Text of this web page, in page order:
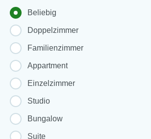
Beliebig
Doppelzimmer
Familienzimmer
Appartment
Einzelzimmer
Studio
Bungalow
Suite